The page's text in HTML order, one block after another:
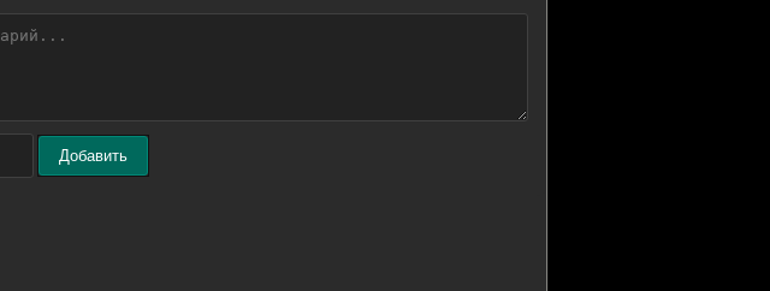
Добавить